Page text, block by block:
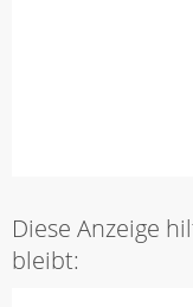
Diese Anzeige
bleibt: